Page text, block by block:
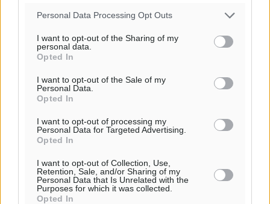
Personal Data Processing Opt Outs
I want to opt-out of the Sharing of my
personal data.
Opted In
I want to opt-out of the Sale of my
Personal Data.
Opted In
I want to opt-out of processing my
Personal Data for Targeted Advertising.
Opted In
I want to opt-out of Collection, Use,
Retention, Sale, and/or Sharing of my
Personal Data that Is Unrelated with the
Purposes for which it was collected.
Opted In
Ροή ειδήσεων
θαλάσσια περιοχή Κάσου και Καρπάθου
Τοπικές Ειδήσεις
Παρουσίαση βιβλίου του Α. Χατζημιχαήλ – Τιμητική
εκδήλωση για τους αυτοδιοικητικούς της Κω
Πολιτιστικά• πριν 9 ώρες
Εγκρίθηκε η ηλεκτρική διασύνδεση Ρόδου και Κω